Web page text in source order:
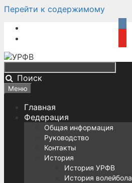
Перейти к содержимому
Поиск
Меню
Главная
Федерация
Общая информация
Руководство
Контакты
История
История УРФВ
История волейбола